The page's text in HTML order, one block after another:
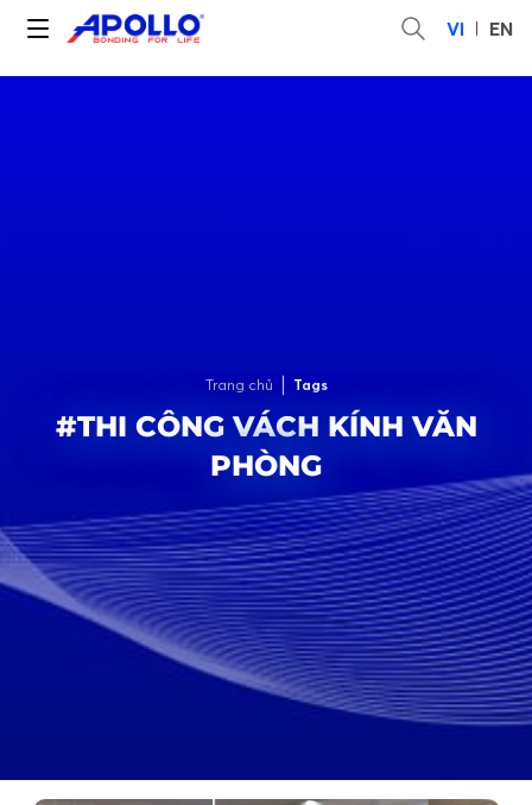
VI EN
Trang chủ Tags
#THI CÔNG VÁCH KÍNH VĂN
PHÒNG